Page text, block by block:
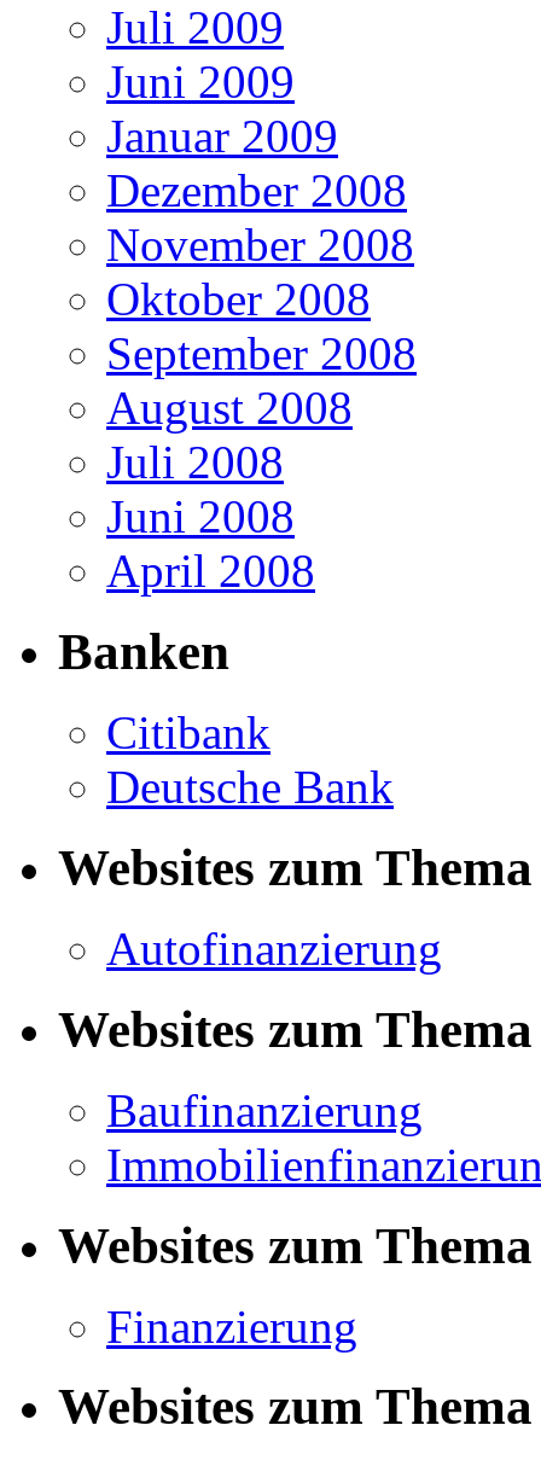
Juli 2009
Juni 2009
Januar 2009
Dezember 2008
November 2008
Oktober 2008
September 2008
August 2008
Juli 2008
Juni 2008
April 2008
Banken
Citibank
Deutsche Bank
Websites zum
Autofinanzierung
Websites zum
Baufinanzierung
Websites zum
Finanzierung
Websites zum